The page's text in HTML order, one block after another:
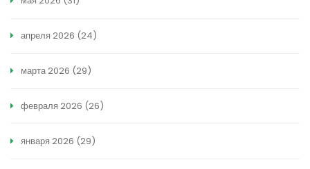
апреля 2026 (24)
марта 2026 (29)
февраля 2026 (26)
января 2026 (29)